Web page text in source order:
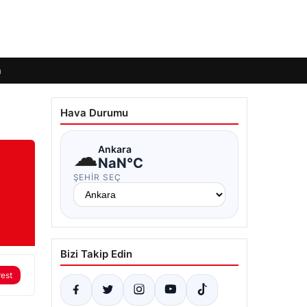
Hava Durumu
☁Ankara
NaN°C
ŞEHIR SEÇ
Bizi Takip Edin